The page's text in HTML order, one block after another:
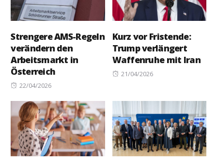
Strengere AMS-Regeln
verändern den
Arbeitsmarkt in
Österreich
Posted
22/04/2026
Kurz vor Fristende:
Trump verlängert
Waffenruhe mit Iran
Posted
21/04/2026